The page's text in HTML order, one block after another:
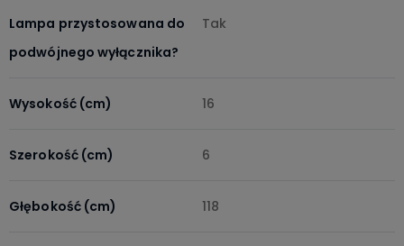
Lampa przystosowana do
podwójnego wyłącznika?
Tak
Wysokość (cm) 16
Szerokość (cm) 6
Głębokość (cm) 118